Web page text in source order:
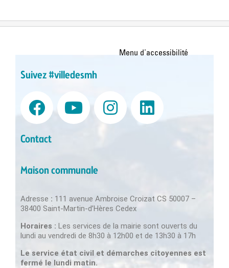
Suivez #villedesmh
Contact
Maison communale
Adresse : 111 avenue Ambroise Croizat CS 50007 –
38400 Saint-Martin-d’Hères Cedex
Horaires : Les services de la mairie sont ouverts du
lundi au vendredi de 8h30 à 12h00 et de 13h30 à 17h
Le service état civil et démarches citoyennes est
fermé le lundi matin.